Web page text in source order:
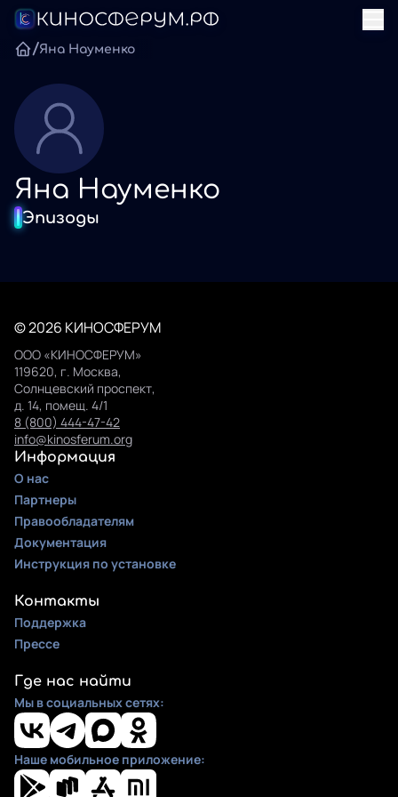
/Яна Науменко
Яна Науменко
Эпизоды
© 2026 КИНОСФЕРУМ
ООО «КИНОСФЕРУМ»
119620, г. Москва,
Солнцевский проспект,
д. 14, помещ. 4/1
8 (800) 444-47-42
info@kinosferum.org
Информация
О нас
Партнеры
Правообладателям
Документация
Инструкция по установке
Контакты
Поддержка
Прессе
Где нас найти
Мы в социальных сетях:
Наше мобильное приложение: